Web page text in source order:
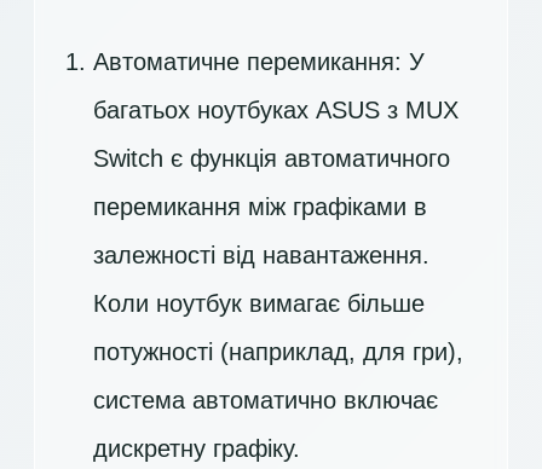
Автоматичне перемикання: У
багатьох ноутбуках ASUS з MUX
Switch є функція автоматичного
перемикання між графіками в
залежності від навантаження.
Коли ноутбук вимагає більше
потужності (наприклад, для гри),
система автоматично включає
дискретну графіку.